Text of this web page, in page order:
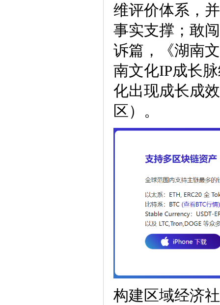
维评价体系，
事实支撑；敢
诉篇，《湖南
南文化IP成长
化出现成长成
区）。
构建区域经济